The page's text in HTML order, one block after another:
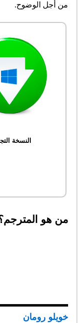
من أجل الوضوح.
النسخة
من هو
خويلو رومان